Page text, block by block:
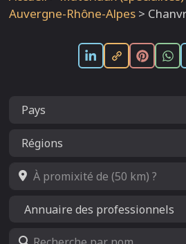
Auvergne-Rhône-Alpes >
À promixité de (50 km) ?
Select search type
Recherche par nom